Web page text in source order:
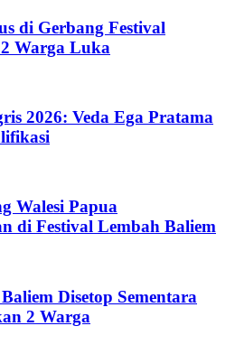
di Gerbang Festival
Warga Luka
2026: Veda Ega Pratama
Walesi Papua
di Festival Lembah Baliem
Disetop Sementara
2 Warga